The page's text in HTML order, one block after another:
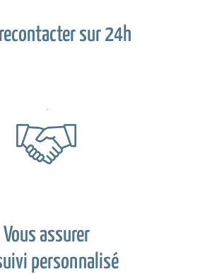
sur 24h
Vous assurer
personnalisé